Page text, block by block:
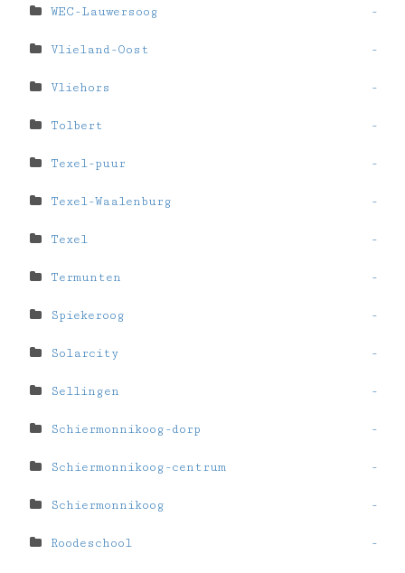
WEC-Lauwersoog -
Vlieland-Oost -
Vliehors -
Tolbert -
Texel-puur -
Texel-Waalenburg -
Texel -
Termunten -
Spiekeroog -
Solarcity -
Sellingen -
Schiermonnikoog-dorp -
Schiermonnikoog-centrum -
Schiermonnikoog -
Roodeschool -